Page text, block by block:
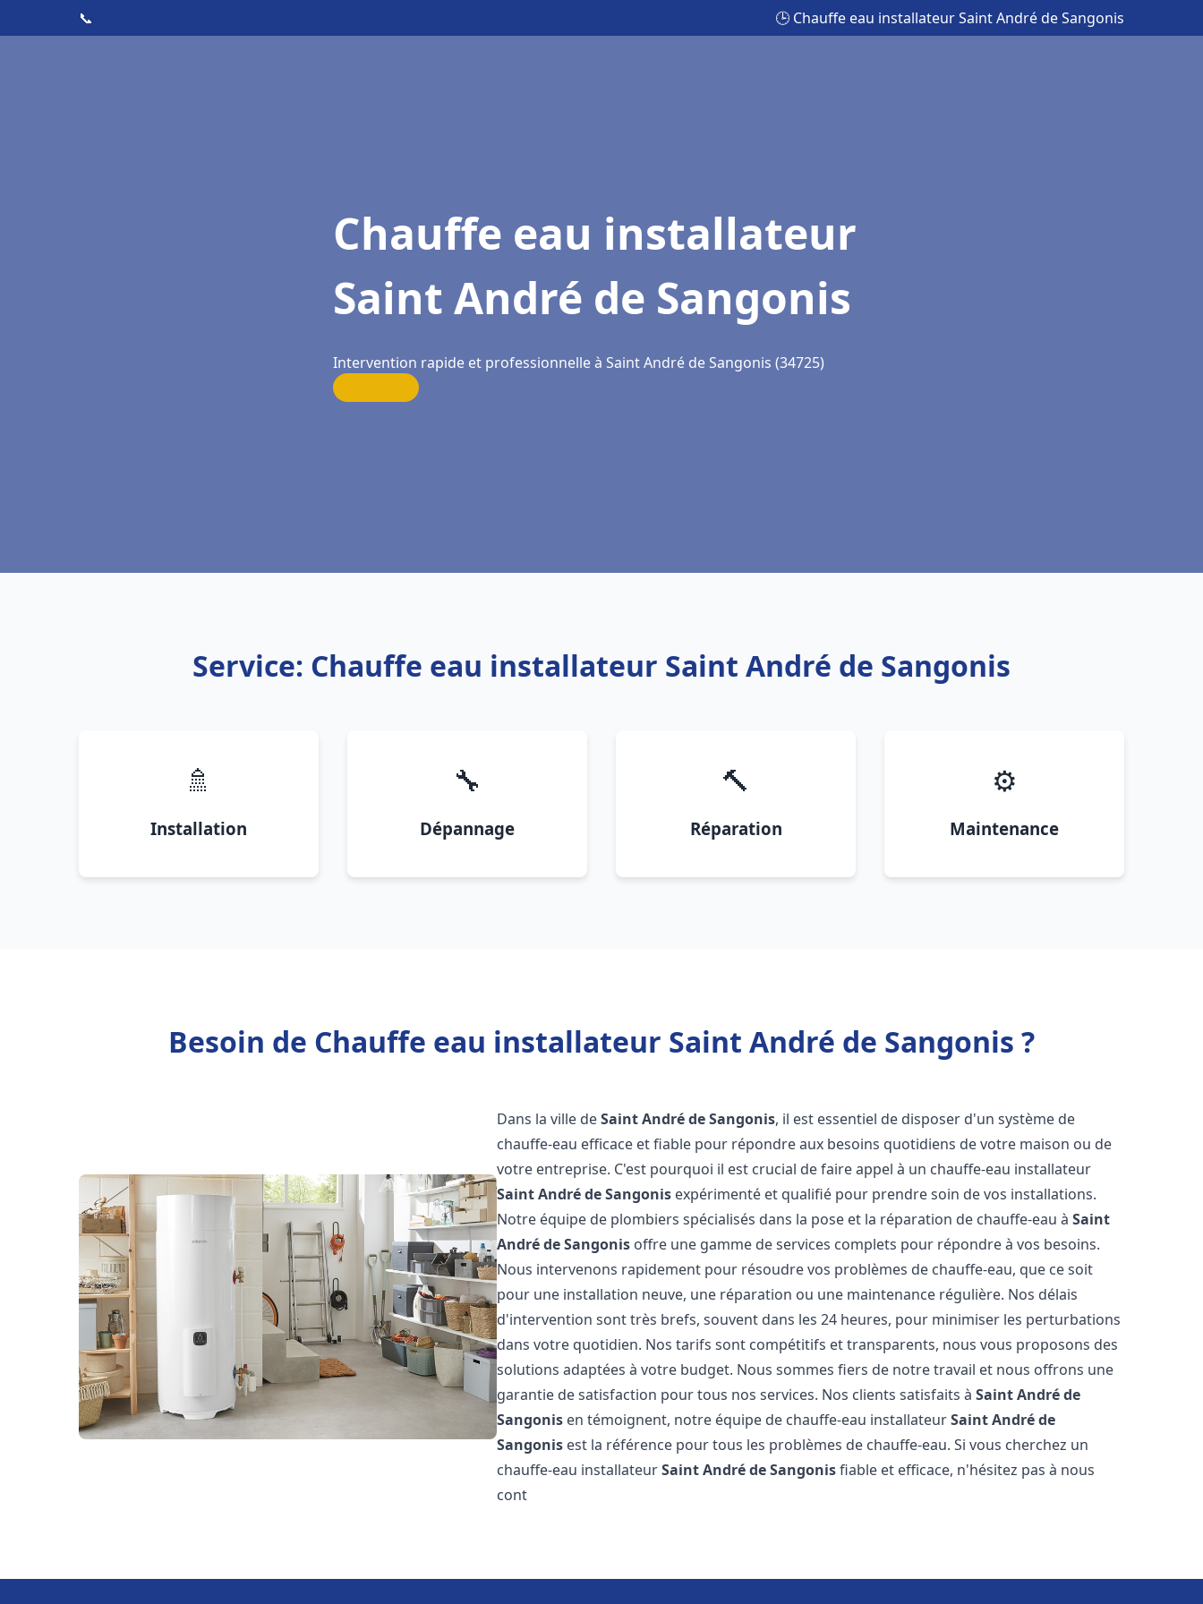
📞 🕒 Chauffe eau installateur Saint André de Sangonis
Chauffe eau installateur
Saint André de Sangonis
Intervention rapide et professionnelle à Saint André de Sangonis (34725)
Service: Chauffe eau installateur Saint André de Sangonis
🚿
Installation
🔧
Dépannage
🔨
Réparation
⚙️
Maintenance
Besoin de Chauffe eau installateur Saint André de Sangonis ?
Dans la ville deSaint André de Sangonis, il est essentiel de disposer d'un système de
chauffe-eau efficace et fiable pour répondre aux besoins quotidiens de votre maison ou de
votre entreprise. C'est pourquoi il est crucial de faire appel à un chauffe-eau installateur
Saint André de Sangonis expérimenté et qualifié pour prendre soin de vos installations.
Notre équipe de plombiers spécialisés dans la pose et la réparation de chauffe-eau àSaint
André de Sangonis offre une gamme de services complets pour répondre à vos besoins.
Nous intervenons rapidement pour résoudre vos problèmes de chauffe-eau, que ce soit
pour une installation neuve, une réparation ou une maintenance régulière. Nos délais
d'intervention sont très brefs, souvent dans les 24 heures, pour minimiser les perturbations
dans votre quotidien. Nos tarifs sont compétitifs et transparents, nous vous proposons des
solutions adaptées à votre budget. Nous sommes fiers de notre travail et nous offrons une
garantie de satisfaction pour tous nos services. Nos clients satisfaits àSaint André de
Sangonis en témoignent, notre équipe de chauffe-eau installateurSaint André de
Sangonis est la référence pour tous les problèmes de chauffe-eau. Si vous cherchez un
chauffe-eau installateurSaint André de Sangonisfiable et efficace, n'hésitez pas à nous
cont